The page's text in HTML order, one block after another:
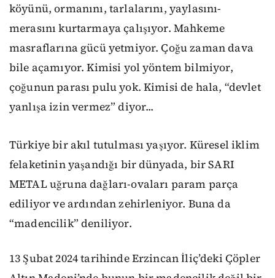
köyünü, ormanını, tarlalarını, yaylasını-
merasını kurtarmaya çalışıyor. Mahkeme
masraflarına gücü yetmiyor. Çoğu zaman dava
bile açamıyor. Kimisi yol yöntem bilmiyor,
çoğunun parası pulu yok. Kimisi de hala, “devlet
yanlışa izin vermez” diyor...
Türkiye bir akıl tutulması yaşıyor. Küresel iklim
felaketinin yaşandığı bir dünyada, bir SARI
METAL uğruna dağları-ovaları param parça
ediliyor ve ardından zehirleniyor. Buna da
“madencilik” deniliyor.
13 Şubat 2024 tarihinde Erzincan İliç’deki Çöpler